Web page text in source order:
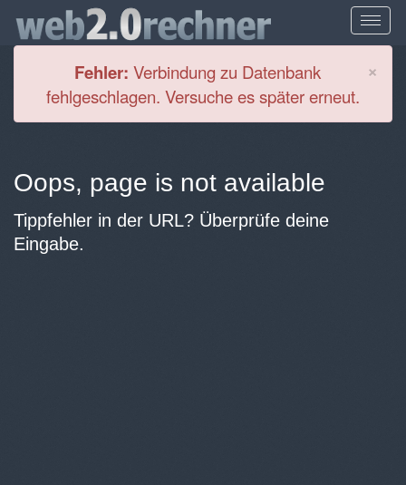
×
Fehler: Verbindung zu Datenbank
fehlgeschlagen. Versuche es später erneut.
Oops, page is not available
Tippfehler in der URL? Überprüfe deine
Eingabe.